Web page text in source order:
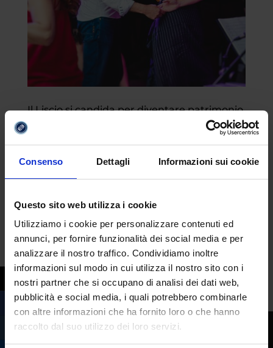
Consenso Dettagli Informazioni sui cookie
Questo sito web utilizza i cookie
Utilizziamo i cookie per personalizzare contenuti ed
annunci, per fornire funzionalità dei social media e per
analizzare il nostro traffico. Condividiamo inoltre
informazioni sul modo in cui utilizza il nostro sito con i
nostri partner che si occupano di analisi dei dati web,
pubblicità e social media, i quali potrebbero combinarle
con altre informazioni che ha fornito loro o che hanno
raccolto dal suo utilizzo dei loro servizi.
Il Liscio si candida per diventare patrimonio
da
Lug 24, 2023|
Attualità
È una delle tradizioni più amate ed iconiche
che non è solo musica e ballo, ma anche
cultura e comunità. Per questo la Regione
Emilia Romagna ha deciso di candidare il
dell’Unesco,...